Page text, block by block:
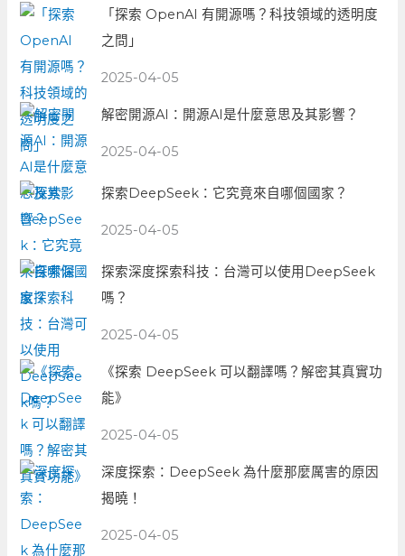
「探索 OpenAI 有開源嗎？科技領域的透明度
之問」
2025-04-05
解密開源AI：開源AI是什麼意思及其影響？
2025-04-05
探索DeepSeek：它究竟來自哪個國家？
2025-04-05
探索深度探索科技：台灣可以使用DeepSeek
嗎？
2025-04-05
《探索 DeepSeek 可以翻譯嗎？解密其真實功
能》
2025-04-05
深度探索：DeepSeek 為什麼那麼厲害的原因
揭曉！
2025-04-05